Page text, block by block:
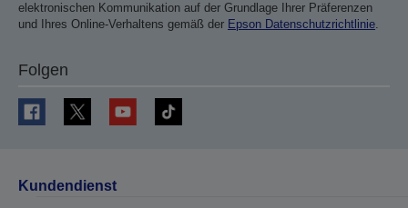
elektronischen Kommunikation auf der Grundlage Ihrer Präferenzen
und Ihres Online-Verhaltens gemäß der Epson Datenschutzrichtlinie.
Folgen
Kundendienst